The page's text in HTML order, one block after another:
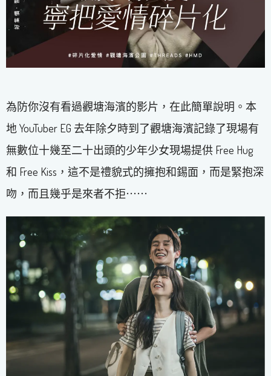
為防你沒有看過觀塘海濱的影片，在此簡單說明。本
地 YouTuber EG 去年除夕時到了觀塘海濱記錄了現場有
無數位十幾至二十出頭的少年少女現場提供 Free Hug
和 Free Kiss，這不是禮貌式的擁抱和錫面，而是緊抱深
吻，而且幾乎是來者不拒⋯⋯